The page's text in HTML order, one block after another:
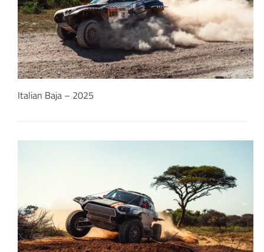
Italian Baja – 2025